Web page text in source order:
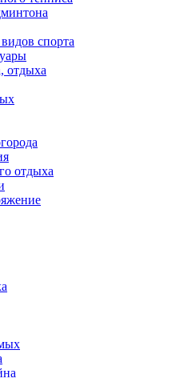
спорта
отдыха
отдыха